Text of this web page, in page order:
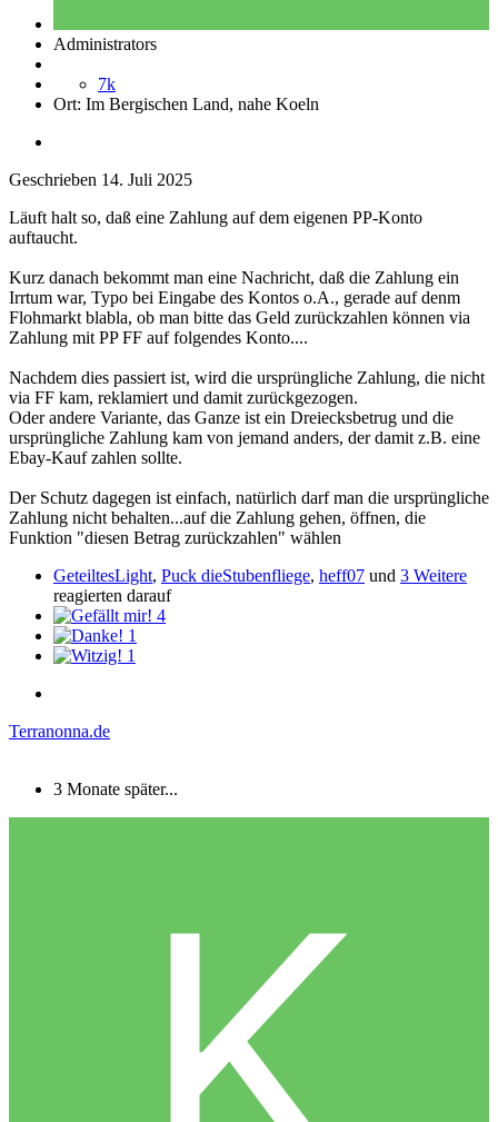
Administrators
7k
Ort: Im Bergischen Land, nahe Koeln
Geschrieben 14. Juli 2025
Läuft halt so, daß eine Zahlung auf dem eigenen PP-Konto
auftaucht.
Kurz danach bekommt man eine Nachricht, daß die Zahlung ein
Irrtum war, Typo bei Eingabe des Kontos o.A., gerade auf denm
Flohmarkt blabla, ob man bitte das Geld zurückzahlen können via
Zahlung mit PP FF auf folgendes Konto....
Nachdem dies passiert ist, wird die ursprüngliche Zahlung, die nicht
via FF kam, reklamiert und damit zurückgezogen.
Oder andere Variante, das Ganze ist ein Dreiecksbetrug und die
ursprüngliche Zahlung kam von jemand anders, der damit z.B. eine
Ebay-Kauf zahlen sollte.
Der Schutz dagegen ist einfach, natürlich darf man die ursprüngliche
Zahlung nicht behalten...auf die Zahlung gehen, öffnen, die
Funktion "diesen Betrag zurückzahlen" wählen
GeteiltesLight, Puck dieStubenfliege, heff07 und 3 Weitere
reagierten darauf
4
1
1
Terranonna.de
3 Monate später...